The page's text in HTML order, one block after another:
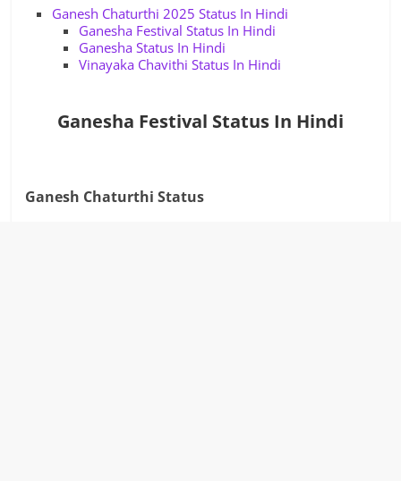
Ganesh Chaturthi 2025 Status In Hindi
Ganesha Festival Status In Hindi
Ganesha Status In Hindi
Vinayaka Chavithi Status In Hindi
Ganesha Festival Status In Hindi
Ganesh Chaturthi Status